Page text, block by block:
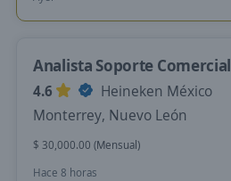
Analista Soporte Comercial
4.6
Heineken México
Monterrey, Nuevo León
$ 30,000.00 (Mensual)
Hace 8 horas